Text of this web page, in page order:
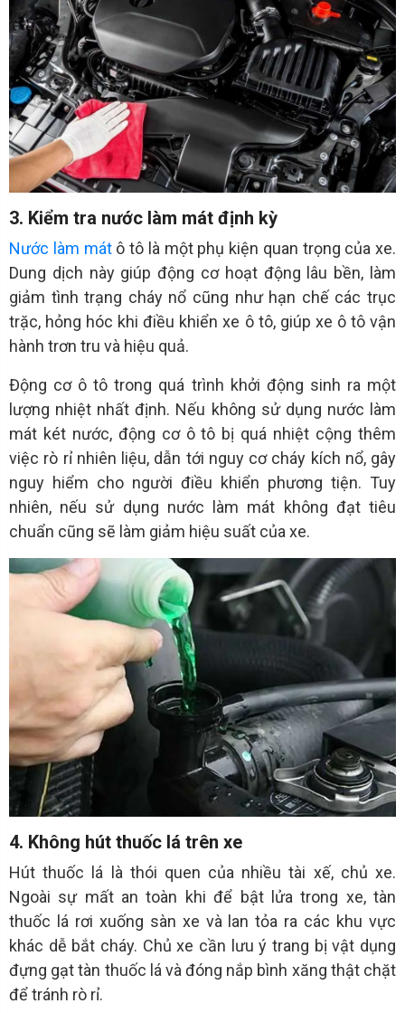
3. Kiểm tra nước làm mát định kỳ
Nước làm mátô tô là một phụ kiện quan trọng của xe.
Dung dịch này giúp động cơ hoạt động lâu bền, làm
giảm tình trạng cháy nổ cũng như hạn chế các trục
trặc, hỏng hóc khi điều khiển xe ô tô, giúp xe ô tô vận
hành trơn tru và hiệu quả.
Động cơ ô tô trong quá trình khởi động sinh ra một
lượng nhiệt nhất định. Nếu không sử dụng nước làm
mát két nước, động cơ ô tô bị quá nhiệt cộng thêm
việc rò rỉ nhiên liệu, dẫn tới nguy cơ cháy kích nổ, gây
nguy hiểm cho người điều khiển phương tiện. Tuy
nhiên, nếu sử dụng nước làm mát không đạt tiêu
chuẩn cũng sẽ làm giảm hiệu suất của xe.
4. Không hút thuốc lá trên xe
Hút thuốc lá là thói quen của nhiều tài xế, chủ xe.
Ngoài sự mất an toàn khi để bật lửa trong xe, tàn
thuốc lá rơi xuống sàn xe và lan tỏa ra các khu vực
khác dễ bắt cháy. Chủ xe cần lưu ý trang bị vật dụng
đựng gạt tàn thuốc lá và đóng nắp bình xăng thật chặt
để tránh rò rỉ.